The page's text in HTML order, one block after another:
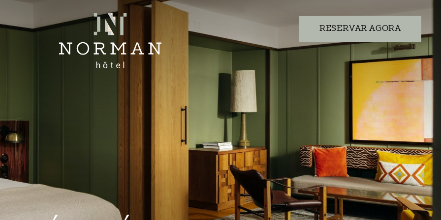
RESERVAR AGORA